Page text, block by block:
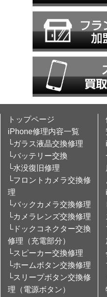
トップページ
iPhone修理内容一覧
└ガラス液晶交換修理
└バッテリー交換
└水没復旧修理
└フロントカメラ交換修
理
└バックカメラ交換修理
└カメラレンズ交換修理
└ドックコネクター交換
修理（充電部分）
└スピーカー交換修理
└ホームボタン交換修理
└スリープボタン交換修
理（電源ボタン）